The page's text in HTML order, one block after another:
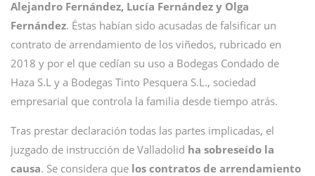
Alejandro Fernández, Lucía Fernández y Olga
Fernández. Éstas habían sido acusadas de falsificar un
contrato de arrendamiento de los viñedos, rubricado en
2018 y por el que cedían su uso a Bodegas Condado de
Haza S.L y a Bodegas Tinto Pesquera S.L., sociedad
empresarial que controla la familia desde tiempo atrás.
Tras prestar declaración todas las partes implicadas, el
juzgado de instrucción de Valladolid ha sobreseído la
causa. Se considera que los contratos de arrendamiento